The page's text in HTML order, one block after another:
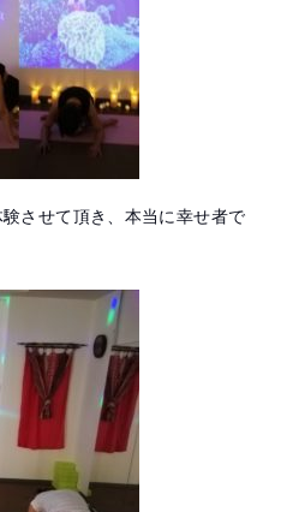
させて頂き、本当に幸せ者で